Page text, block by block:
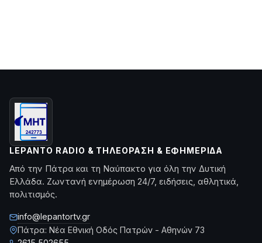
LEPANTO RADIO & ΤΗΛΕΌΡΑΣΗ & ΕΦΗΜΕΡΊΔΑ
Από την Πάτρα και τη Ναύπακτο για όλη την Δυτική
Ελλάδα. Ζωντανή ενημέρωση 24/7, ειδήσεις, αθλητικά,
πολιτισμός.
info@lepantortv.gr
Πάτρα: Νέα Εθνική Οδός Πατρών - Αθηνών 73